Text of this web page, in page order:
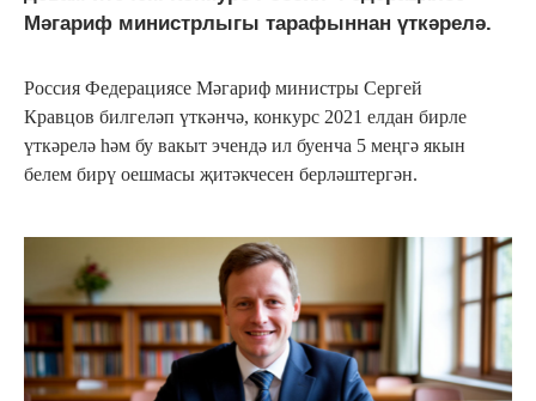
Мәгариф министрлыгы тарафыннан үткәрелә.
Россия Федерациясе Мәгариф министры Сергей
Кравцов билгеләп үткәнчә, конкурс 2021 елдан бирле
үткәрелә һәм бу вакыт эчендә ил буенча 5 меңгә якын
белем бирү оешмасы җитәкчесен берләштергән.